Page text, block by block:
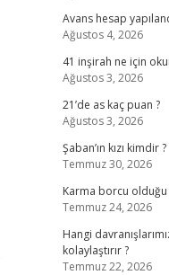
Avans hesap
Ağustos 4, 2026
41 inşirah ne için
Ağustos 3, 2026
21’de as kaç puan ?
Ağustos 3, 2026
Şaban’ın kızı kimdir ?
Temmuz 30, 2026
Karma borcu olduğu
Temmuz 24, 2026
Hangi
kolaylaştırır ?
Temmuz 22, 2026